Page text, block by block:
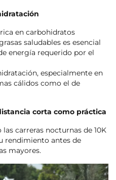
en carbohidratos
saludables es esencial
energía requerido por el
especialmente en
cálidos como el de
corta como práctica
carreras nocturnas de 10K
rendimiento antes de
mayores.